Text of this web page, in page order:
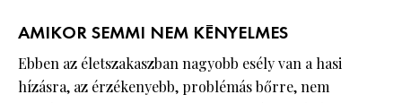
AMIKOR SEMMI NEM KÉNYELMES
Ebben az életszakaszban nagyobb esély van a hasi
hízásra, az érzékenyebb, problémás bőrre, nem